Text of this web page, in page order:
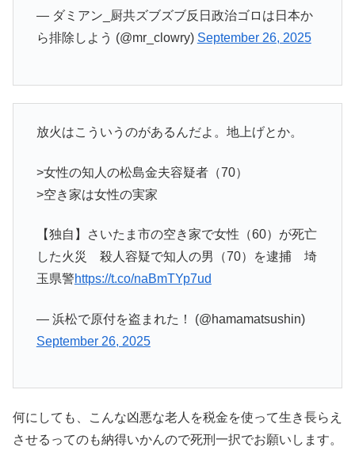
— ダミアン_厨共ズブズブ反日政治ゴロは日本か
ら排除しよう (@mr_clowry) September 26, 2025
放火はこういうのがあるんだよ。地上げとか。
>女性の知人の松島金夫容疑者（70）
>空き家は女性の実家
【独自】さいたま市の空き家で女性（60）が死亡
した火災 殺人容疑で知人の男（70）を逮捕 埼
玉県警https://t.co/naBmTYp7ud
— 浜松で原付を盗まれた！ (@hamamatsushin)
September 26, 2025
何にしても、こんな凶悪な老人を税金を使って生き長らえ
させるってのも納得いかんので死刑一択でお願いします。